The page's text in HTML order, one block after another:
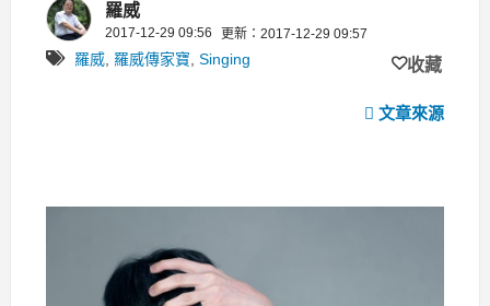
羅威
2017-12-29 09:56 更新：2017-12-29 09:57
羅威 羅威傳家寶 Singing 收藏
文章來源